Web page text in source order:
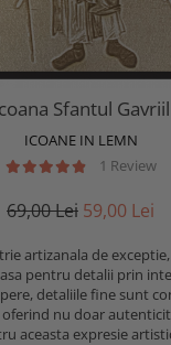
Sfantul Gavriil
ICOANE IN LEMN
1 Review
69,00 Lei 59,00 Lei
artizanala de
pentru detalii prin
detaliile fine sunt
nu doar
aceasta expresie